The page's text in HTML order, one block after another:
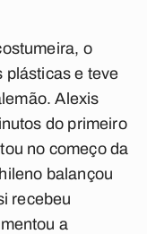
o
plásticas e teve
Alexis
do primeiro
no começo da
balançou
recebeu
a